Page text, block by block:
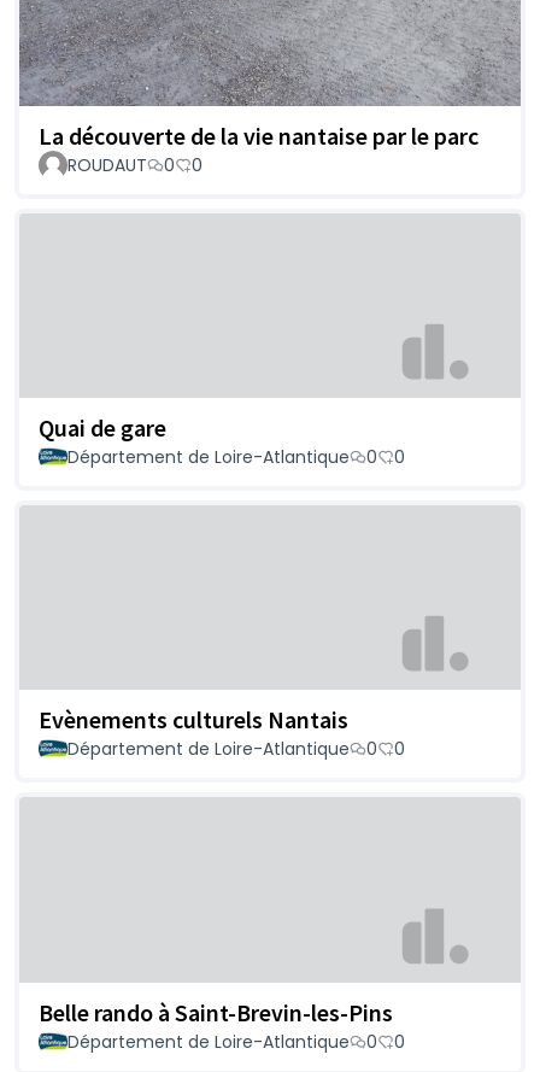
La découverte de la vie nantaise par le parc
ROUDAUT 0 0
Quai de gare
Département de Loire-Atlantique 0 0
Evènements culturels Nantais
Département de Loire-Atlantique 0 0
Belle rando à Saint-Brevin-les-Pins
Département de Loire-Atlantique 0 0